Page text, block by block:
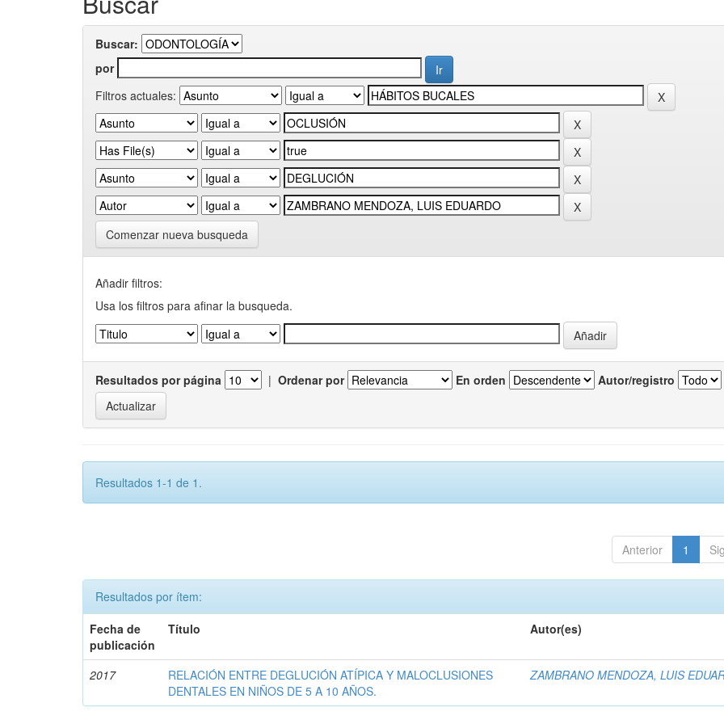
Buscar:
por
Filtros actuales:
Comenzar nueva busqueda
Añadir filtros:
Usa los filtros para afinar la busqueda.
Resultados por página | Ordenar por En orden Autor/registro
Resultados 1-1 de 1.
Anterior 1
Resultados por ítem:
Fecha de
publicación
Título Autor(es)
2017
RELACIÓN ENTRE DEGLUCIÓN ATÍPICA Y MALOCLUSIONES
DENTALES EN NIÑOS DE 5 A 10 AÑOS.
ZAMBRANO MENDOZA, LUIS